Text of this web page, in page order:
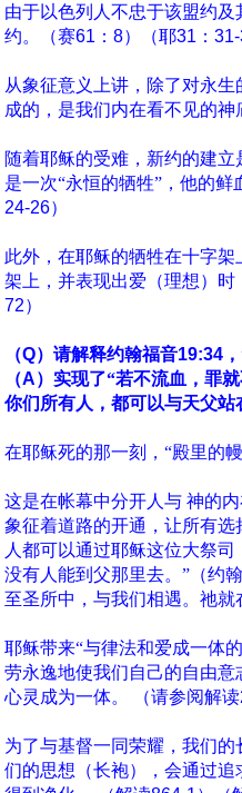
由于以色列人不忠于该盟约
约。（赛61 ： 8）（耶31 ：
从象征意义上讲，除了对永
成的，是我们内在看不见的神
随着耶稣的受难，新约的建
是一次“永恒的牺牲”，他的
24-26）
此外，在耶稣的牺牲在十字
架上，并表现出爱（理想）
72）
（Q）请解释约翰福音19:34
（A）实现了“若不流血，罪
你们所有人，都可以与天父站
在耶稣死的那一刻，“殿里的
这是在帐幕中分开人与 神的
象征着道路的开通，让所有
人都可以通过耶稣这位大祭
没有人能到父那里去。”（约
至圣所中，与我们相遇。祂就
耶稣带来“与律法和爱成一体
劳永逸地使我们自己的自由
心灵成为一体。
（请参阅解读
为了与基督一同荣耀，我们的
们的思想（长袍），会通过